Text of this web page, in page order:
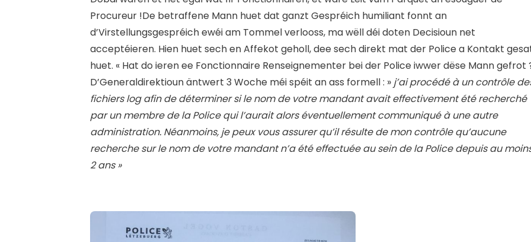
Procureur !De betraffene Mann huet dat ganzt Gespréich humiliant fonnt an
d’Virstellungsgespréich ewéi am Tommel verlooss, ma wëll déi doten Decisioun net
acceptéieren. Hien huet sech en Affekot geholl, dee sech direkt mat der Police a Kontakt
huet. « Hat do ieren ee Fonctionnaire Renseignementer bei der Police iwwer dëse Mann gefrot
D’Generaldirektioun äntwert 3 Woche méi spéit an ass formell : » j’ai procédé à un contrôle
fichiers log afin de déterminer si le nom de votre mandant avait effectivement été recherché
par un membre de la Police qui l’aurait alors éventuellement communiqué à une autre
administration. Néanmoins, je peux vous assurer qu’il résulte de mon contrôle qu’aucune
recherche sur le nom de votre mandant n’a été effectuée au sein de la Police depuis au
2 ans »